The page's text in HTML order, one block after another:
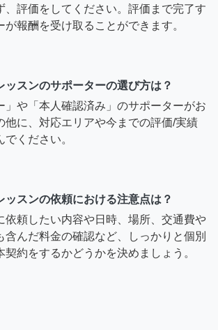
、評価をしてください。評価まで完了す
が報酬を受け取ることができます。
ッスンのサポーターの選び方は？
」や「本人確認済み」のサポーターがお
他に、対応エリアや今までの評価/実績
ください。
ッスンの依頼における注意点は？
依頼したい内容や日時、場所、交通費や
含んだ料金の確認など、しっかりと個別
約をするかどうかを決めましょう。